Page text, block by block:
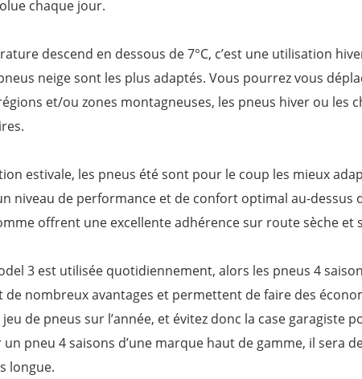
chaque jour.
descend en dessous de 7°C, c’est une utilisation
neige sont les plus adaptés. Vous pourrez vous
et/ou zones montagneuses, les pneus hiver ou les
estivale, les pneus été sont pour le coup les mieux
niveau de performance et de confort optimal au-dessus
offrent une excellente adhérence sur route sèche et
3 est utilisée quotidiennement, alors les pneus 4
de nombreux avantages et permettent de faire des
de pneus sur l’année, et évitez donc la case garagiste
pneu 4 saisons d’une marque haut de gamme, il sera
longue.